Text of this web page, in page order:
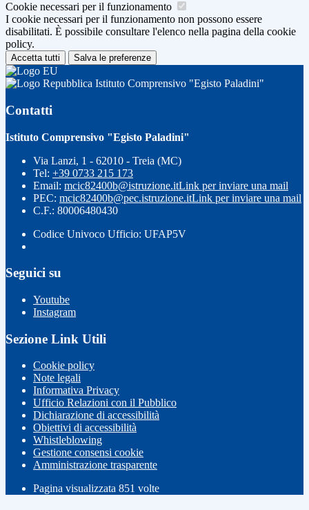
Cookie necessari per il funzionamento
I cookie necessari per il funzionamento non possono essere
disabilitati. È possibile consultare l'elenco nella pagina della cookie
policy.
Accetta tutti Salva le preferenze
Istituto Comprensivo "Egisto Paladini"
Contatti
Istituto Comprensivo "Egisto Paladini"
Via Lanzi, 1 - 62010 - Treia (MC)
Tel: +39 0733 215 173
Email: mcic82400b@istruzione.itLink per inviare una mail
PEC: mcic82400b@pec.istruzione.itLink per inviare una mail
C.F.: 80006480430
Codice Univoco Ufficio: UFAP5V
Seguici su
Youtube
Instagram
Sezione Link Utili
Cookie policy
Note legali
Informativa Privacy
Ufficio Relazioni con il Pubblico
Dichiarazione di accessibilità
Obiettivi di accessibilità
Whistleblowing
Gestione consensi cookie
Amministrazione trasparente
Pagina visualizzata 851 volte